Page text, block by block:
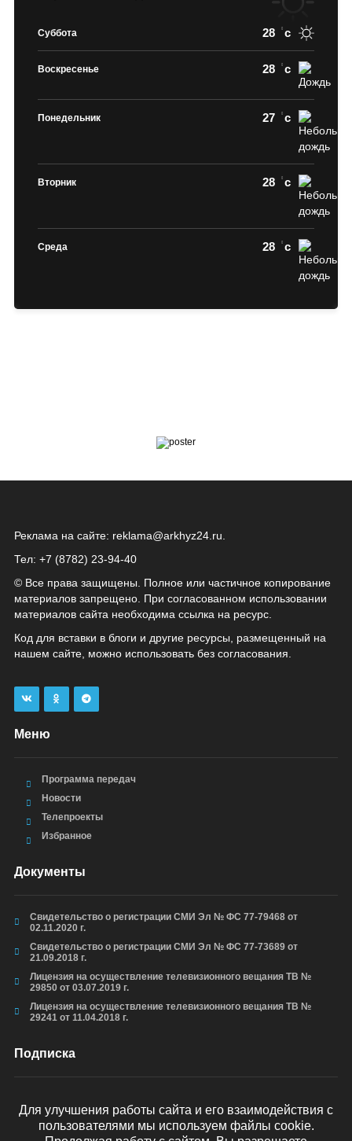
Суббота 28 c
Воскресенье 28 c
Понедельник 27 c
Вторник 28 c
Среда 28 c
Реклама на сайте: reklama@arkhyz24.ru
Тел: +7 (8782) 23‑94‑40
© Все права защищены. Полное или частичное копирование
материалов запрещено. При согласованном использовании
материалов сайта необходима ссылка на ресурс.
Код для вставки в блоги и другие ресурсы, размещенный на
нашем сайте, можно использовать без согласования.
Меню
Программа передач
Новости
Телепроекты
Избранное
Документы
Свидетельство о регистрации СМИ Эл № ФС 77-79468 от
02.11.2020 г.
Свидетельство о регистрации СМИ Эл № ФС 77-73689 от
21.09.2018 г.
Лицензия на осуществление телевизионного вещания ТВ №
29850 от 03.07.2019 г.
Лицензия на осуществление телевизионного вещания ТВ №
29241 от 11.04.2018 г.
Подписка
ОТПРАВИТЬ
Для улучшения работы сайта и его взаимодействия с
пользователями мы используем файлы cookie.